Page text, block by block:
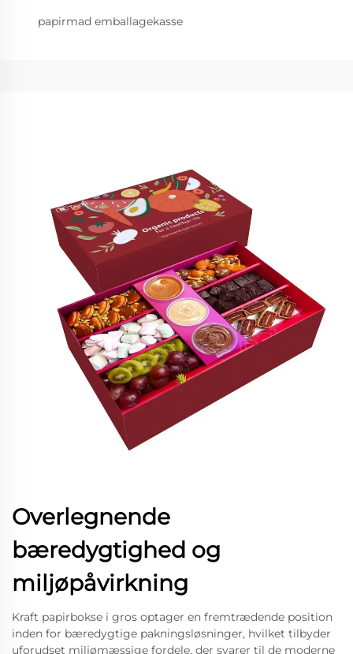
papirmad emballagekasse
Overlegnende
bæredygtighed og
miljøpåvirkning
Kraft papirbokse i gros optager en fremtrædende position
inden for bæredygtige pakningsløsninger, hvilket tilbyder
uforudset miljømæssige fordele, der svarer til de moderne